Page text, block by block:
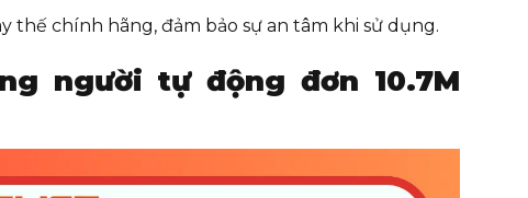
thế chính hãng, đảm bảo sự an tâm khi sử dụng.
người tự động đơn 10.7M